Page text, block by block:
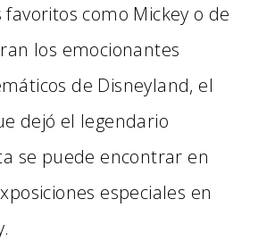
favoritos como Mickey o de
los emocionantes
de Disneyland, el
dejó el legendario
se puede encontrar en
especiales en